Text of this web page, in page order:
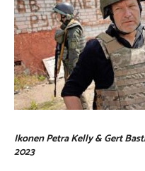
Ikonen Petra Kelly & Gert
2023